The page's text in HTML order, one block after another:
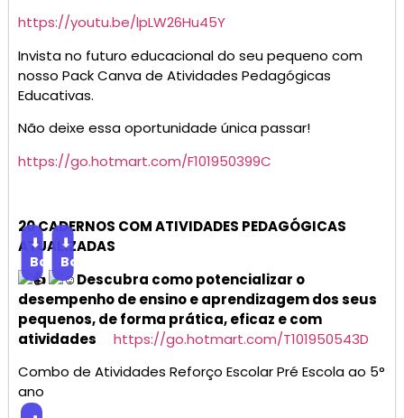
https://youtu.be/lpLW26Hu45Y
Invista no futuro educacional do seu pequeno com
nosso Pack Canva de Atividades Pedagógicas
Educativas.
Não deixe essa oportunidade única passar!
https://go.hotmart.com/F101950399C
20 CADERNOS COM ATIVIDADES PEDAGÓGICAS
ATUALIZADAS
⬇
Baixar
⬇
Baixar
Descubra como potencializar o
desempenho de ensino e aprendizagem dos seus
pequenos, de forma prática, eficaz e com
atividades
https://go.hotmart.com/T101950543D
Combo de Atividades Reforço Escolar Pré Escola ao 5°
ano